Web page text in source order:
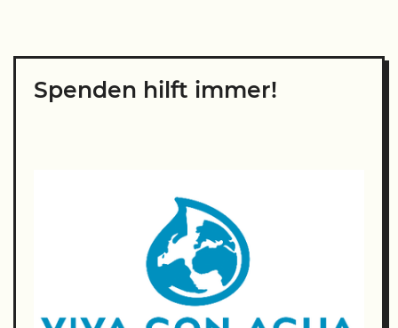
Spenden hilft immer!